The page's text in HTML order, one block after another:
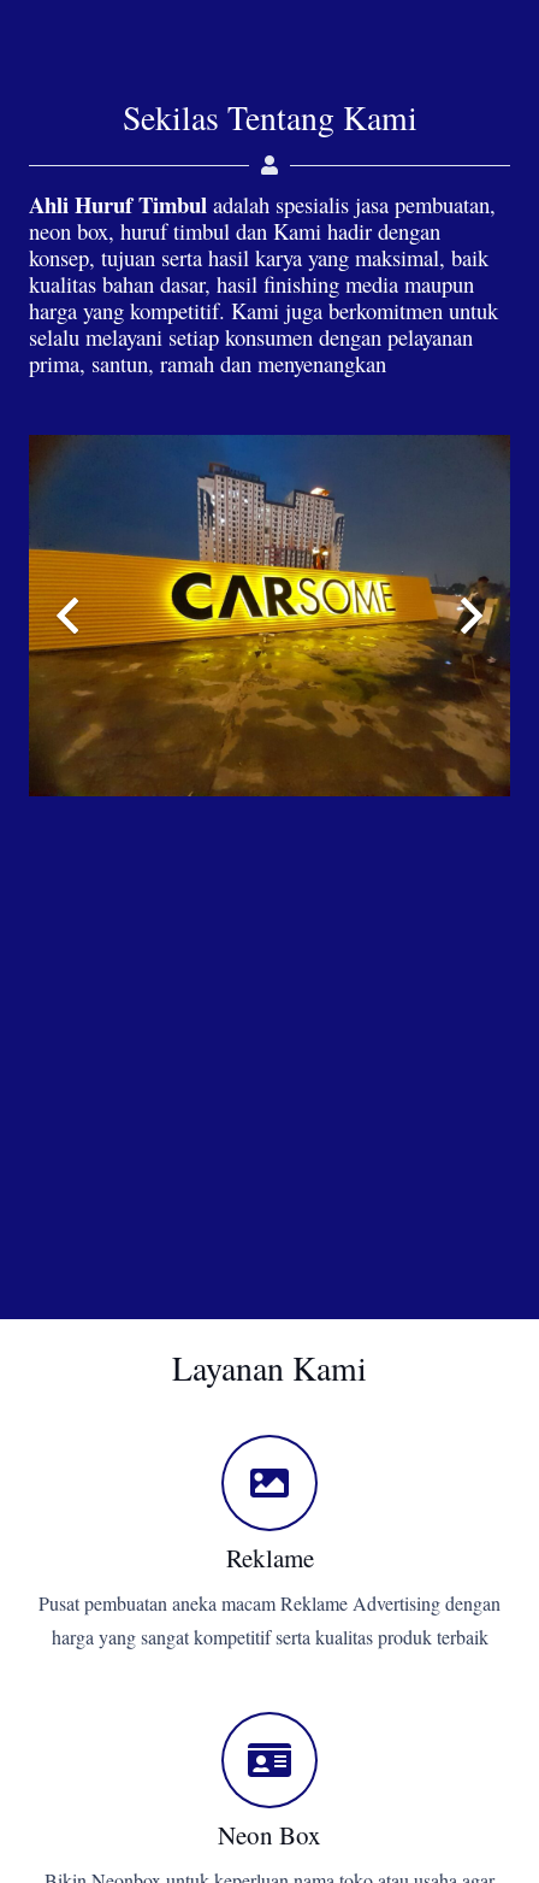
Sekilas Tentang Kami
Ahli Huruf Timbul adalah spesialis jasa pembuatan,
neon box, huruf timbul dan Kami hadir dengan
konsep, tujuan serta hasil karya yang maksimal, baik
kualitas bahan dasar, hasil finishing media maupun
harga yang kompetitif. Kami juga berkomitmen untuk
selalu melayani setiap konsumen dengan pelayanan
prima, santun, ramah dan menyenangkan
Layanan Kami
Reklame
Pusat pembuatan aneka macam Reklame Advertising dengan
harga yang sangat kompetitif serta kualitas produk terbaik
Neon Box